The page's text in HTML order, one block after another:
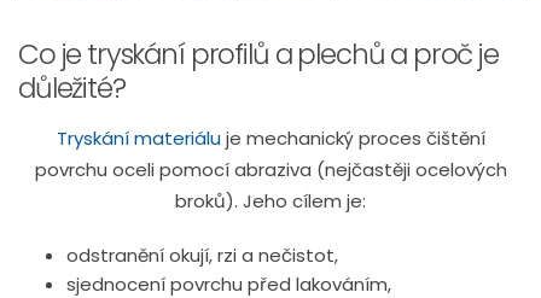
Co je tryskání profilů a plechů a proč je
důležité?
Tryskání materiáluje mechanický proces čištění
povrchu oceli pomocí abraziva (nejčastěji ocelových
broků). Jeho cílem je:
odstranění okují, rzi a nečistot,
sjednocení povrchu před lakováním,